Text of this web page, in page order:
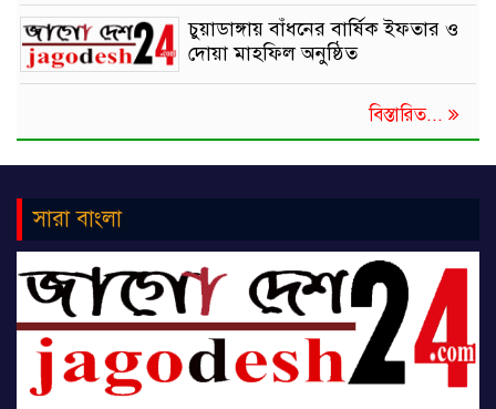
চুয়াডাঙ্গায় বাঁধনের বার্ষিক ইফতার ও
দোয়া মাহফিল অনুষ্ঠিত
বিস্তারিত...
সারা বাংলা